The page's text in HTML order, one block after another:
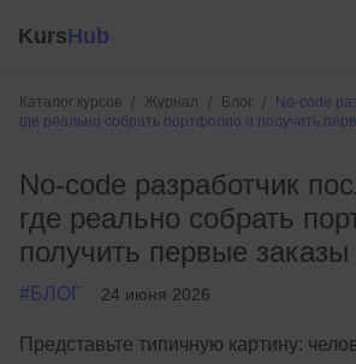
KursHub
Каталог курсов Журнал Блог
No-code
где реально собрать портфолио и получить
No-code разработчик
где реально собрать
получить первые заказы
#БЛОГ 24 июня 2026
Представьте типичную картину: